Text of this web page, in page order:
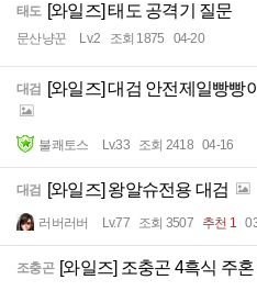
태도 [와일즈] 태도 공격기 질문
문산냥꾼 Lv.2 조회 1875 04-20
대검 [와일즈] 대검 안전제일빵빵
불쾌토스 Lv.33 조회 2418 04-16
대검 [와일즈] 왕알슈전용 대검
러버러버 Lv.77 조회 3507 추천 1
조충곤 [와일즈] 조충곤 4흑식 주